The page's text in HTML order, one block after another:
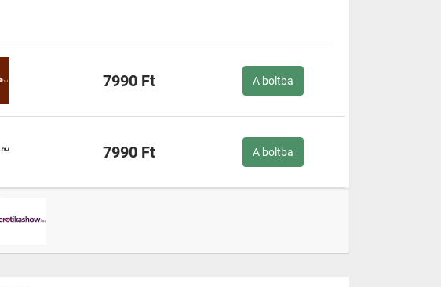
7990 Ft A boltba
7990 Ft A boltba